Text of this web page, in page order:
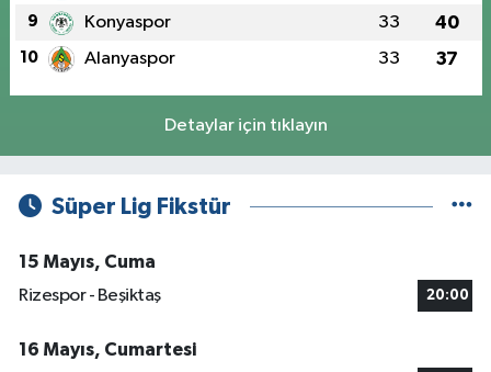
9 Konyaspor 33 40
10 Alanyaspor 33 37
Detaylar için tıklayın
Süper Lig Fikstür
15 Mayıs, Cuma
Rizespor - Beşiktaş
20:00
16 Mayıs, Cumartesi